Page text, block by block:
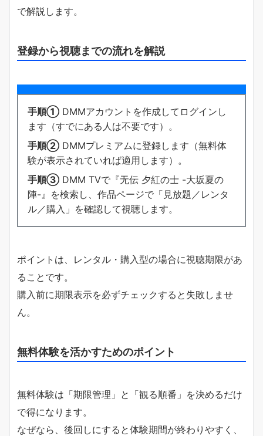
で解説します。
登録から視聴までの流れを解説
手順① DMMアカウントを作成してログインし
ます（すでにある人は不要です）。
手順② DMMプレミアムに登録します（無料体
験が表示されていれば適用します）。
手順③ DMM TVで『无伝 夕紅の士 -大坂夏の
陣-』を検索し、作品ページで「見放題／レンタ
ル／購入」を確認して視聴します。
ポイントは、レンタル・購入型の場合に視聴期限があ
ることです。
購入前に期限表示を必ずチェックすると失敗しませ
ん。
無料体験を活かすためのポイント
無料体験は「期限管理」と「観る順番」を決めるだけ
で得になります。
なぜなら、後回しにすると体験期間が終わりやすく、